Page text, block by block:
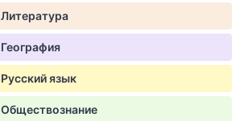
Литература
География
Русский язык
Обществознание